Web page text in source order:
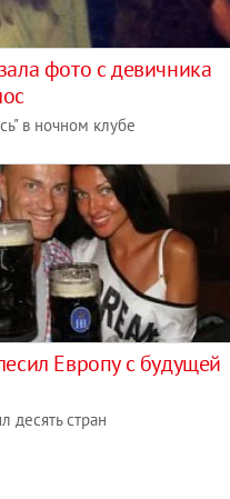
фото с девичника
в ночном клубе
Европу с будущей
десять стран